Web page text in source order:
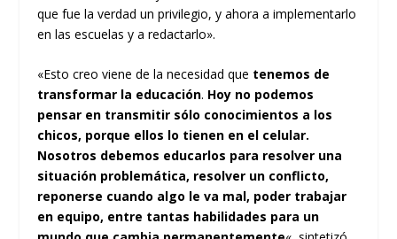
que fue la verdad un privilegio, y ahora a implementarlo
en las escuelas y a redactarlo».
«Esto creo viene de la necesidad que tenemos de
transformar la educación. Hoy no podemos
pensar en transmitir sólo conocimientos a los
chicos, porque ellos lo tienen en el celular.
Nosotros debemos educarlos para resolver una
situación problemática, resolver un conflicto,
reponerse cuando algo le va mal, poder trabajar
en equipo, entre tantas habilidades para un